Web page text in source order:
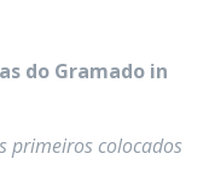
do Gramado in
primeiros colocados